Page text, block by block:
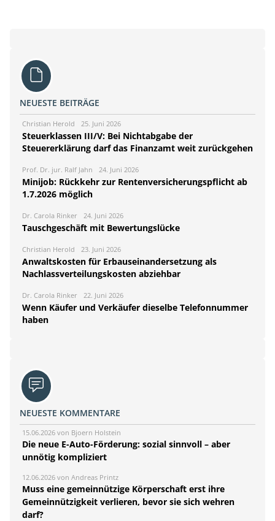
NEUESTE BEITRÄGE
Christian Herold 25. Juni 2026
Steuerklassen III/V: Bei Nichtabgabe der
Steuererklärung darf das Finanzamt weit zurückgehen
Prof. Dr. jur. Ralf Jahn 24. Juni 2026
Minijob: Rückkehr zur Rentenversicherungspflicht ab
1.7.2026 möglich
Dr. Carola Rinker 24. Juni 2026
Tauschgeschäft mit Bewertungslücke
Christian Herold 23. Juni 2026
Anwaltskosten für Erbauseinandersetzung als
Nachlassverteilungskosten abziehbar
Dr. Carola Rinker 22. Juni 2026
Wenn Käufer und Verkäufer dieselbe Telefonnummer
haben
NEUESTE KOMMENTARE
15.06.2026 von Bjoern Holstein
Die neue E-Auto-Förderung: sozial sinnvoll – aber
unnötig kompliziert
12.06.2026 von Andreas Printz
Muss eine gemeinnützige Körperschaft erst ihre
Gemeinnützigkeit verlieren, bevor sie sich wehren
darf?